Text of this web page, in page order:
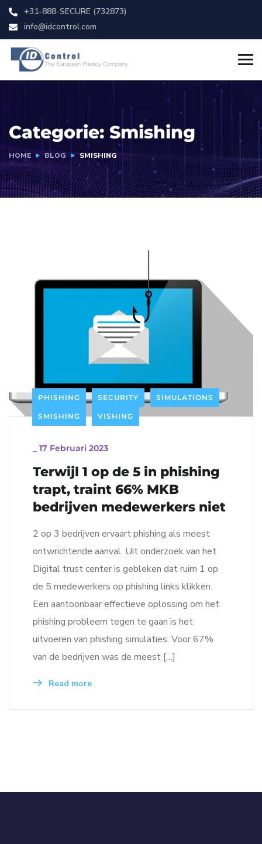
+31-888-SECURE (732873)
info@idcontrol.com
Categorie: Smishing
HOME BLOG SMISHING
PHISHING SECURITY SIMULATIONS
SMISHING VISHING
17 Februari 2023
Terwijl 1 op de 5 in phishing
trapt, traint 66% MKB
bedrijven medewerkers niet
2 op 3 bedrijven ervaart phishing als meest
ontwrichtende aanval. Uit onderzoek van het
Digital trust center is gebleken dat ruim 1 op
de 5 medewerkers op phishing links klikken.
Een aantoonbaar effectieve oplossing om het
phishing probleem tegen te gaan is het
uitvoeren van phishing simulaties. Voor 67%
van de bedrijven was de meest […]
Read more